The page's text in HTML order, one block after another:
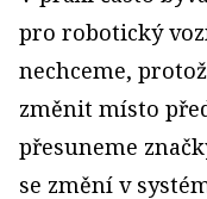
pro robotický
nechceme,
změnit místo
přesuneme
se změní v